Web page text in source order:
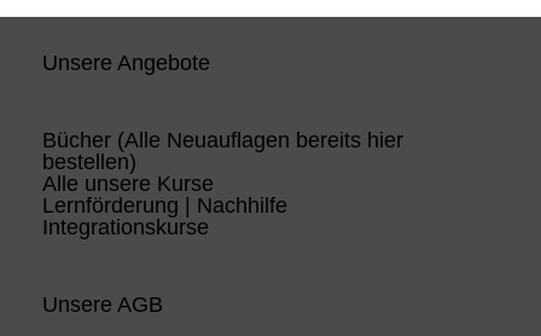
Unsere Angebote
Bücher (Alle Neuauflagen bereits hier
bestellen)
Alle unsere Kurse
Lernförderung | Nachhilfe
Integrationskurse
Unsere AGB